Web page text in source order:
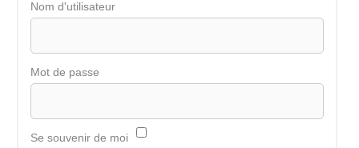
Nom d'utilisateur
Mot de passe
Se souvenir de moi